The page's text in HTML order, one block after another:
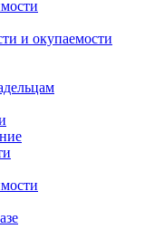
и окупаемости